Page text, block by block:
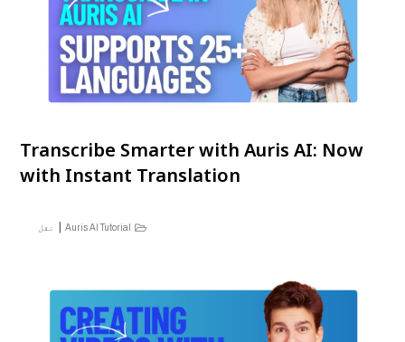
Transcribe Smarter with Auris AI: Now
with Instant Translation
Auris AI Tutorial
| نقل